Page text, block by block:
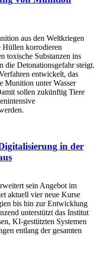
aus den Weltkriegen
Hüllen korrodieren
toxische Substanzen ins
die Detonationsgefahr steigt.
entwickelt, das
Munition unter Wasser
sollen zukünftig Tiere
in der
sein Angebot im
aktuell vier neue Kurse
bis hin zur Entwicklung
unterstützt das Institut
KI-gestützten Systemen
entlang der gesamten